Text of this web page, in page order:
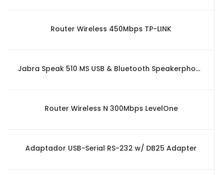
Router Wireless 450Mbps TP-LINK
Jabra Speak 510 MS USB & Bluetooth Speakerphone (Skype for Business)
Router Wireless N 300Mbps LevelOne
Adaptador USB-Serial RS-232 w/ DB25 Adapter